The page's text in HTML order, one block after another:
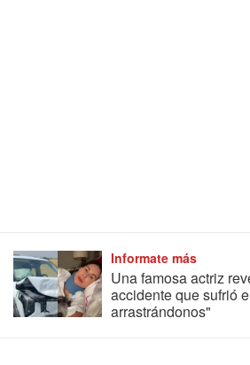
Informate más
Una famosa actriz
accidente que sufrió
arrastrándonos"